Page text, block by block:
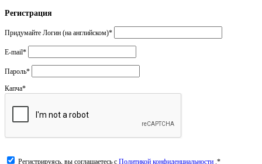
Регистрация
Придумайте Логин (на английском)*
E-mail*
Пароль*
Капча*
Регистрируясь, вы соглашаетесь с Политикой конфиденциальности .*